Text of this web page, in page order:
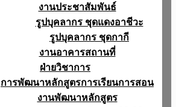
งานประชาสัมพันธ์
รูปบุคลากร ชุดแดงอาชีวะ
รูปบุคลากร ชุดกากี
งานอาคารสถานที่
ฝ่ายวิชาการ
การพัฒนาหลักสูตรการเรียนการสอน
งานพัฒนาหลักสูตร